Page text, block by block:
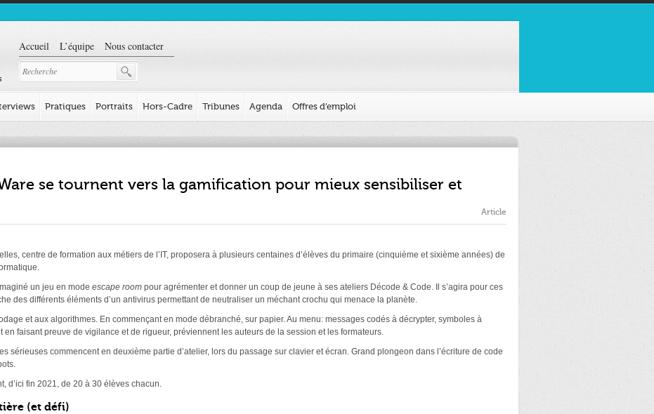
Accueil L’équipe Nous contacter
Pratiques Portraits Hors-Cadre Tribunes Agenda Offres d’emploi
se tournent vers la gamification pour mieux sensibiliser et
Article
centre de formation aux métiers de l’IT, proposera à plusieurs centaines d’élèves du primaire (cinquième et sixième années) de
un jeu en mode escape room pour agrémenter et donner un coup de jeune à ses ateliers Décode & Code. Il s’agira pour ces
des différents éléments d’un antivirus permettant de neutraliser un méchant crochu qui menace la planète.
et aux algorithmes. En commençant en mode débranché, sur papier. Au menu: messages codés à décrypter, symboles à
en faisant preuve de vigilance et de rigueur, préviennent les auteurs de la session et les formateurs.
sérieuses commencent en deuxième partie d’atelier, lors du passage sur clavier et écran. Grand plongeon dans l’écriture de code
d’ici fin 2021, de 20 à 30 élèves chacun.
(et défi)